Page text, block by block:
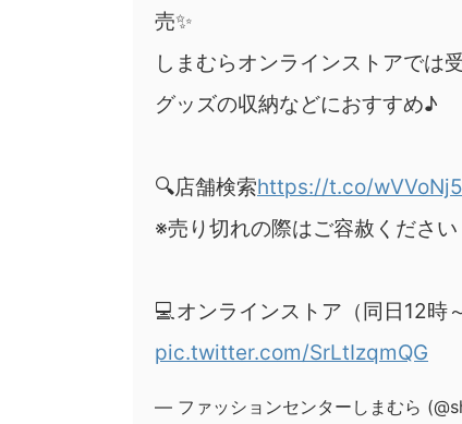
売✨
しまむらオンラインストアでは
グッズの収納などにおすすめ♪
🔍店舗検索https://t.co/
※売り切れの際はご容赦ください
💻オンラインストア（同日12時～
pic.twitter.com/SrLtIzqmQG
— ファッションセンターしまむら